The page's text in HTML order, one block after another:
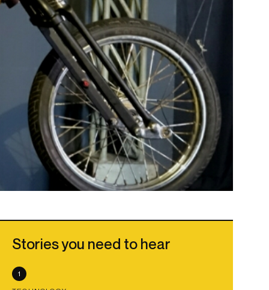
Stories you need to hear
1